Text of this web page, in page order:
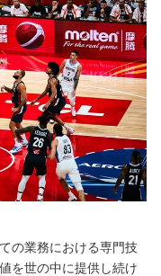
の業務における専門技
を世の中に提供し続け